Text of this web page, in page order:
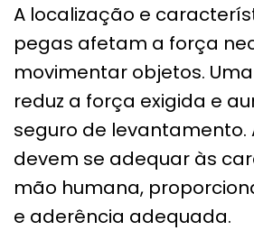
A localização e
pegas afetam a força
movimentar objetos.
reduz a força exigida e
seguro de levantamento.
devem se adequar às
mão humana,
e aderência adequada.